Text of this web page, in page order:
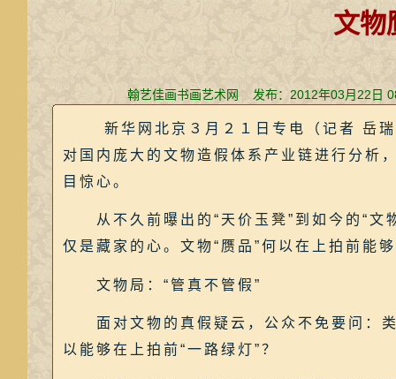
文物
翰艺佳画书画艺术网 发布：2012年03月22
新华网北京３月２１日专电（记者 岳瑞
对国内庞大的文物造假体系产业链进行分析
目惊心。
从不久前曝出的“天价玉凳”到如今的“文
仅是藏家的心。文物“赝品”何以在上拍前能
文物局：“管真不管假”
面对文物的真假疑云，公众不免要问：类
以能够在上拍前“一路绿灯”？